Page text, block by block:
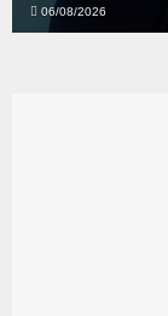
06/08/2026